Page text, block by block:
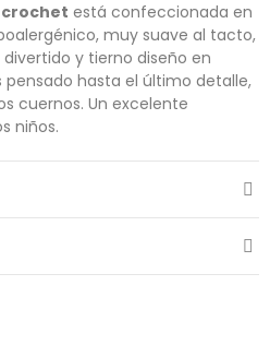
crochet está confeccionada en
muy suave al tacto,
divertido y tierno diseño en
hasta el último detalle,
cuernos. Un excelente
niños.